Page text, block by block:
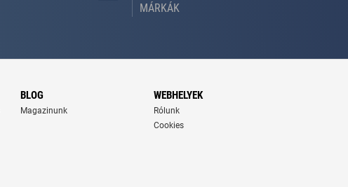
MÁRKÁK
BLOG
Magazinunk
WEBHELYEK
Rólunk
Cookies